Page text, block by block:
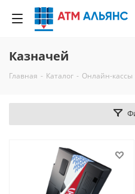
Казначей
Главная - Каталог - Онлайн-кассы